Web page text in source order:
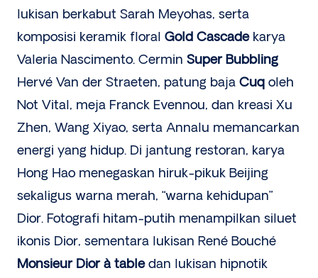
lukisan berkabut Sarah Meyohas, serta
komposisi keramik floral Gold Cascadekarya
Valeria Nascimento. Cermin Super Bubbling
Hervé Van der Straeten, patung baja Cuq oleh
Not Vital, meja Franck Evennou, dan kreasi Xu
Zhen, Wang Xiyao, serta Annalu memancarkan
energi yang hidup. Di jantung restoran, karya
Hong Hao menegaskan hiruk-pikuk Beijing
sekaligus warna merah, “warna kehidupan”
Dior. Fotografi hitam-putih menampilkan siluet
ikonis Dior, sementara lukisan René Bouché
Monsieur Dior à tabledan lukisan hipnotik